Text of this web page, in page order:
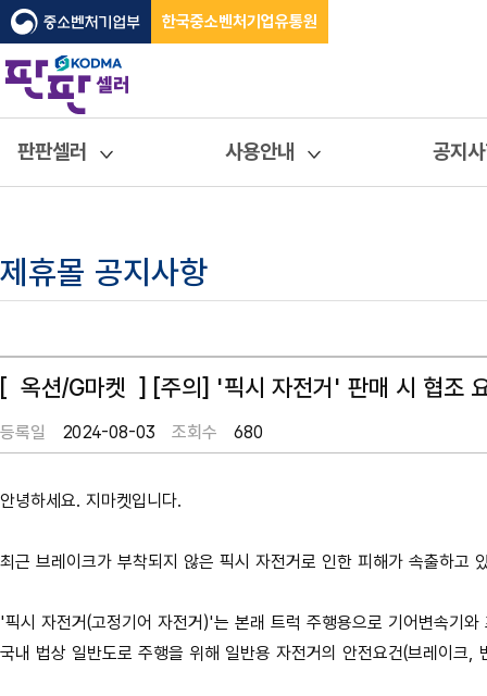
한국중소벤처기업유통원
판판셀러 사용안내 공지
제휴몰 공지사항
[ 옥션/G마켓 ] [주의] '픽시 자전거' 판매 시 협조
등록일 2024-08-03 조회수 680
안녕하세요. 지마켓입니다.
최근 브레이크가 부착되지 않은 픽시 자전거로 인한 피해가 속출하고
'픽시 자전거(고정기어 자전거)'는 본래 트럭 주행용으로 기어변속기
국내 법상 일반도로 주행을 위해 일반용 자전거의 안전요건(브레이크,